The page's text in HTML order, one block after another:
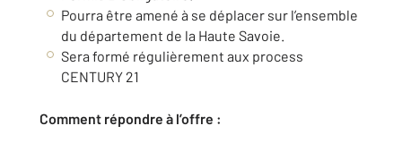
Pourra être amené à se déplacer sur l’ensemble
du département de la Haute Savoie.
Sera formé régulièrement aux process
CENTURY 21
Comment répondre à l’offre :